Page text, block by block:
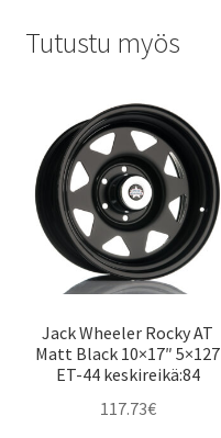
Tutustu myös
Jack Wheeler Rocky AT
Matt Black 10×17″ 5×127
ET-44 keskireikä:84
117.73€